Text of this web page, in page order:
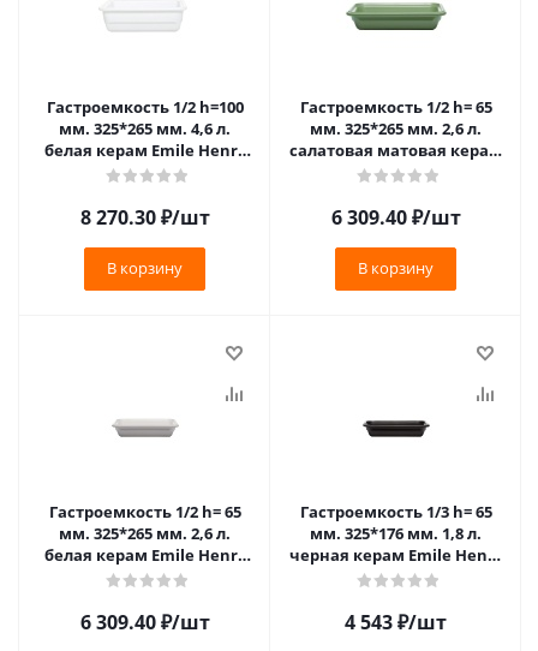
Гастроемкость 1/2 h=100
мм. 325*265 мм. 4,6 л.
белая керам Emile Henry
/1/2/140/ ТП
8 270.30₽/шт
В корзину
Гастроемкость 1/2 h= 65
мм. 325*265 мм. 2,6 л.
салатовая матовая керам
Emile Henry
6 309.40₽/шт
В корзину
Гастроемкость 1/2 h= 65
мм. 325*265 мм. 2,6 л.
белая керам Emile Henry
/1/3/210/ ТП VV
6 309.40₽/шт
Гастроемкость 1/3 h= 65
мм. 325*176 мм. 1,8 л.
черная керам Emile Henry
/1/3/210/ ТП VV
4 543₽/шт